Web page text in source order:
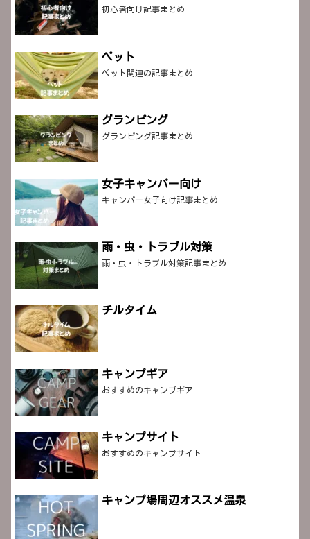
初心者向け記事まとめ
ペット
ペット関連の記事まとめ
グランピング
グランピング記事まとめ
女子キャンパー向け
キャンパー女子向け記事まとめ
雨・虫・トラブル対策
雨・虫・トラブル対策記事まとめ
チルタイム
キャンプギア
おすすめのキャンプギア
キャンプサイト
おすすめのキャンプサイト
キャンプ場周辺オススメ温泉